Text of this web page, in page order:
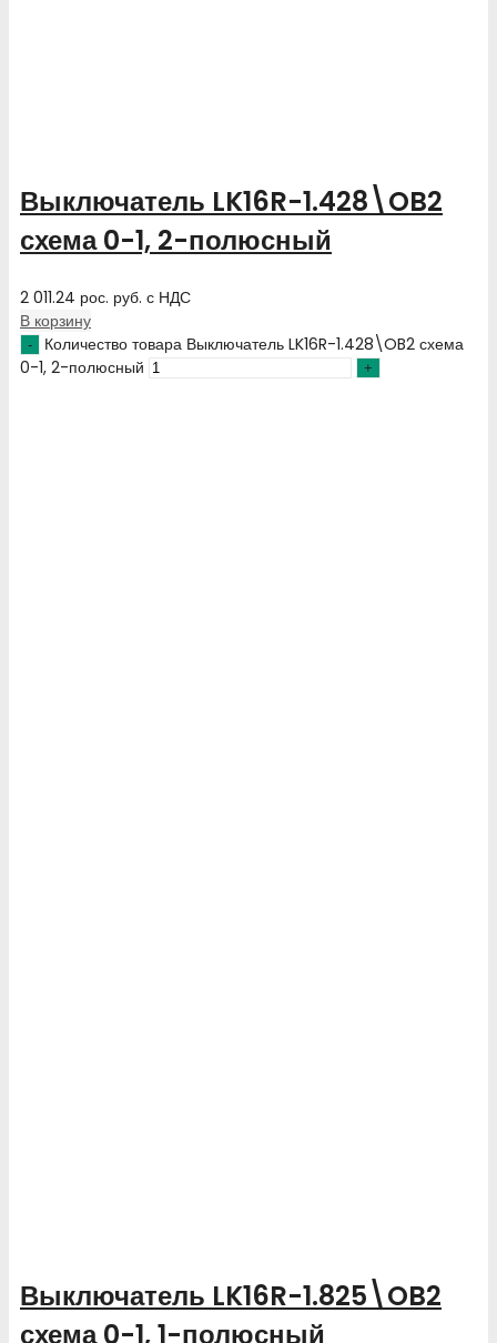
Выключатель LK16R-1.428\OB2
схема 0-1, 2-полюсный
2 011.24 рос. руб. с НДС
В корзину
Количество товара Выключатель LK16R-1.428\OB2 схема
0-1, 2-полюсный
Выключатель LK16R-1.825\OB2
схема 0-1, 1-полюсный